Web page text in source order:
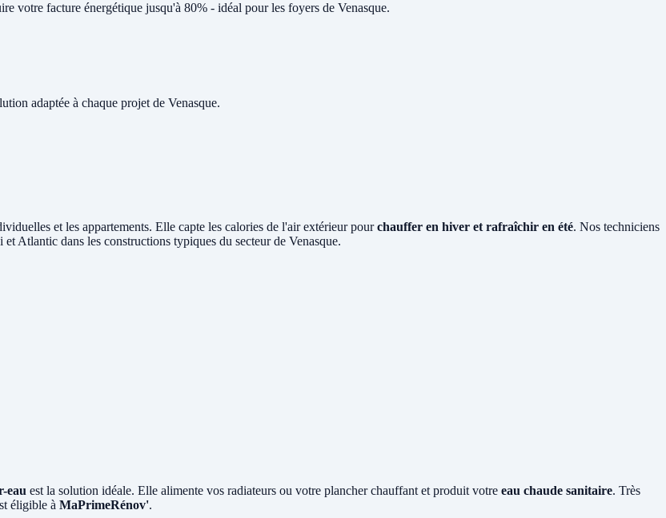
votre facture énergétique jusqu'à 80% - idéal pour les foyers de Venasque.
adaptée à chaque projet de Venasque.
et les appartements. Elle capte les calories de l'air extérieur pourchauffer en hiver et rafraîchir en été. Nos techniciens
Atlantic dans les constructions typiques du secteur de Venasque.
eau est la solution idéale. Elle alimente vos radiateurs ou votre plancher chauffant et produit votre eau chaude sanitaire. Très
éligible à MaPrimeRénov'.